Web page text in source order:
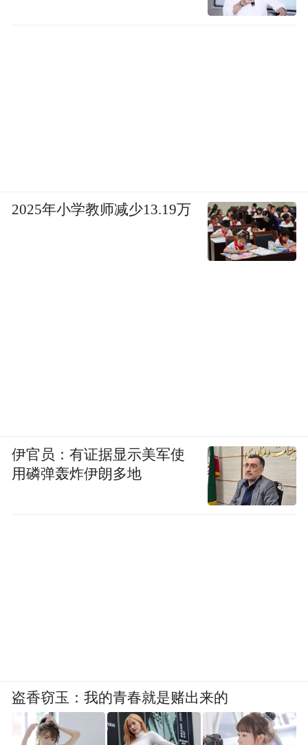
2025年小学教师减少13.19万
伊官员：有证据显示美军使
用磷弹轰炸伊朗多地
盗香窃玉：我的青春就是赌出来的